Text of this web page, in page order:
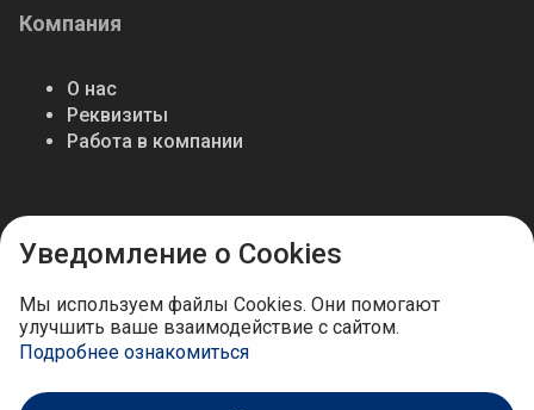
Компания
О нас
Реквизиты
Работа в компании
Мы в соцсетях
Уведомление о Cookies
Мы используем файлы Cookies. Они помогают
улучшить ваше взаимодействие с сайтом.
Подробнее ознакомиться